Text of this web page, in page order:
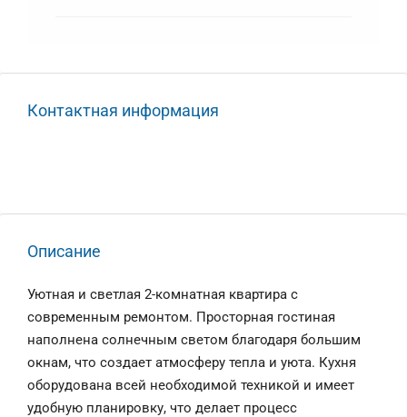
Контактная информация
Описание
Уютная и светлая 2-комнатная квартира с
современным ремонтом. Просторная гостиная
наполнена солнечным светом благодаря большим
окнам, что создает атмосферу тепла и уюта. Кухня
оборудована всей необходимой техникой и имеет
удобную планировку, что делает процесс